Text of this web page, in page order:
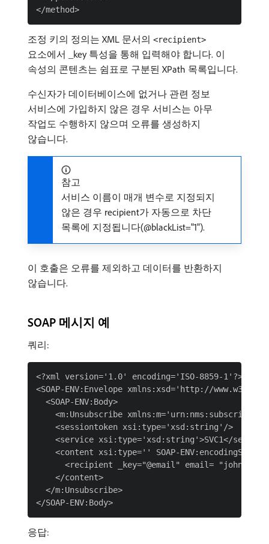
조정 키의 정의는 XML 문서의 <recipient>
요소에서 _key 특성을 통해 입력해야 합니다. 이
속성의 콘텐츠는 쉼표로 구분된 XPath 목록입니다.
수신자가 데이터베이스에 없거나 관련 정보
서비스에 가입하지 않은 경우 서비스는 아무
작업도 수행하지 않으며 오류를 생성하지
않습니다.
참고
서비스 이름이 매개 변수로 지정되지
않은 경우 recipient가 자동으로 차단
목록에 지정됩니다(@blackList="1").
이 호출은 오류를 제외하고 데이터를 반환하지
않습니다.
SOAP 메시지 예
쿼리:
<?xml version='1.0' encoding='ISO-8859-1'?>
<SOAP-ENV:Envelope xmlns:xsd='http://
  <SOAP-ENV:Body>
<m:Unsubscribe
    <sessiontoken xsi:type='xsd:string'/>
<service xsi:type='xsd:string'>SVC1</
<content xsi:type='' SOAP-
<recipient _key="@email" email=
    </content>
  </m:Unsubscribe>
응답: